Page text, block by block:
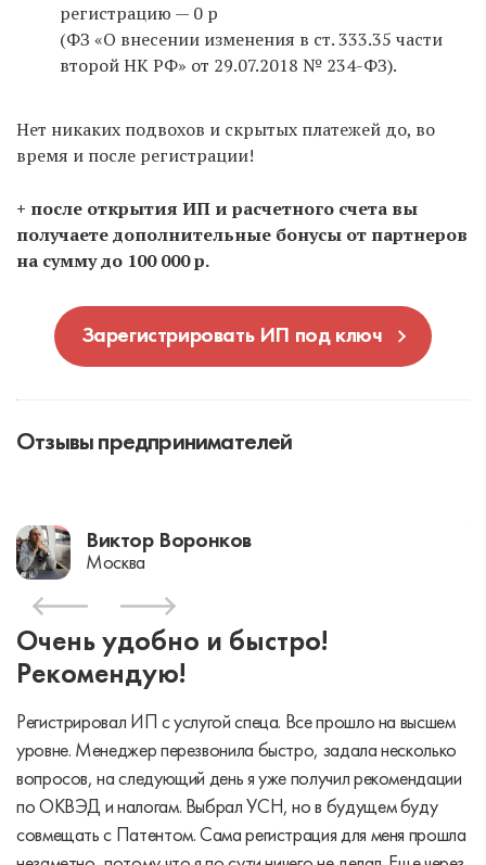
регистрацию — 0 р
(ФЗ «О внесении изменения в ст. 333.35 части
второй НК РФ» от 29.07.2018 № 234-ФЗ).
Нет никаких подвохов и скрытых платежей до, во
время и после регистрации!
+ после открытия ИП и расчетного счета вы
получаете дополнительные бонусы от партнеров
на сумму до 100 000 р.
Зарегистрировать ИП под ключ
Отзывы предпринимателей
Виктор Воронков
Москва
Очень удобно и быстро!
Рекомендую!
Регистрировал ИП с услугой спеца. Все прошло на высшем
уровне. Менеджер перезвонила быстро, задала несколько
вопросов, на следующий день я уже получил рекомендации
по ОКВЭД и налогам. Выбрал УСН, но в будущем буду
совмещать с Патентом. Сама регистрация для меня прошла